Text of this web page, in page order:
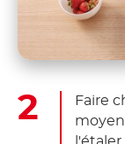
Faire